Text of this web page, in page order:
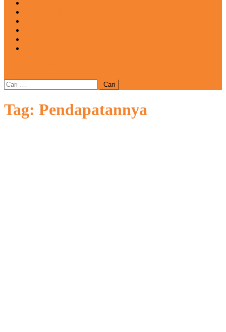
Cari
untuk:
Tag: Pendapatannya